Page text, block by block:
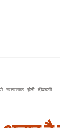
होती दीपावली